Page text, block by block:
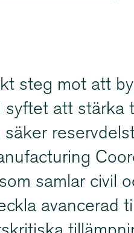
steg mot att
att stärka
samlar civil
avancerad